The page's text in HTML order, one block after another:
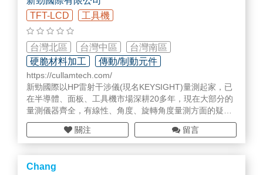
TFT-LCD
工具機
台灣北區 台灣中區
台灣南區
硬脆材料加工
傳動/制動元件
量測/校正設備/部品
https://cullamtech.com/
新勁國際以HP雷射干涉儀(現名KEYSIGHT)量測起家，已
在半導體、面板、工具機市場深耕20多年，現在大部分的
量測儀器齊全，有線性、角度、旋轉角度量測方面的疑問
歡迎來電/留言討論。
目前新勁已整合許多廠商的資源，從礦物鑄件、螺桿線
軌、線性模組、馬達，一直到交叉滾柱
、滾柱、齒條
齒輪等零組件，我們都能夠提供。
關注 留言
Chang